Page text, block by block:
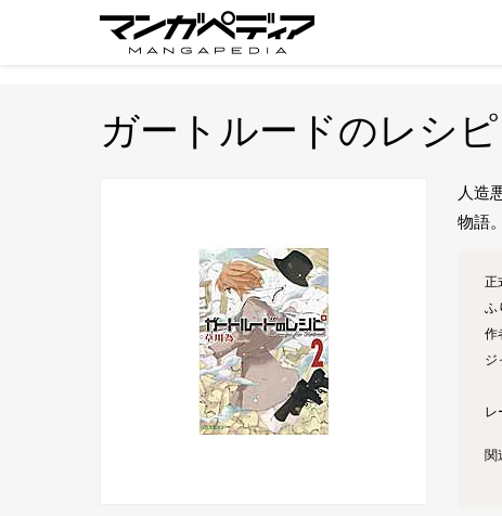
ガートルードのレシピ
人造
物語
正
ふ
作
ジ
レ
関